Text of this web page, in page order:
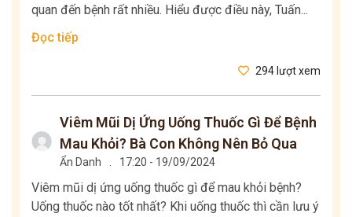
quan đến bệnh rất nhiều. Hiểu được điều này, Tuấn...
Đọc tiếp
294 lượt xem
Viêm Mũi Dị Ứng Uống Thuốc Gì Để Bệnh
Mau Khỏi? Bà Con Không Nên Bỏ Qua
Ẩn Danh . 17:20 - 19/09/2024
Viêm mũi dị ứng uống thuốc gì để mau khỏi bệnh?
Uống thuốc nào tốt nhất? Khi uống thuốc thì cần lưu ý